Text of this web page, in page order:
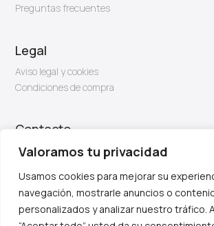
Valoramos tu privacidad
Usamos cookies para mejorar su
navegación, mostrarle anuncios o
personalizados y analizar nuestro tráfico.
Preguntas frecuentes
Legal
Aviso legal y cookies
Condiciones de compra
Contacto
Email: info@firben.es